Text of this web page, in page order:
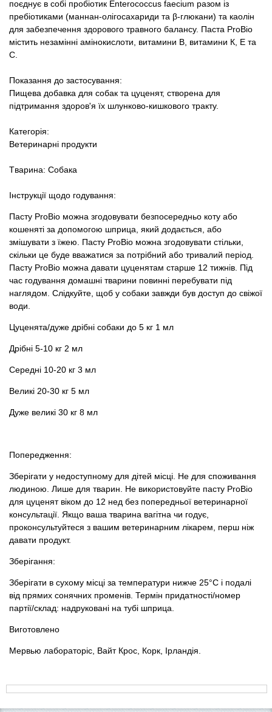
поєднує в собі пробіотик Enterococcus faecium разом із
пребіотиками (маннан-олігосахариди та β-глюкани) та каолін
для забезпечення здорового травного балансу. Паста ProBio
містить незамінні амінокислоти, витамини В, витамини К, Е та
С.
Показання до застосування:
Пищева добавка для собак та цуценят, створена для
підтримання здоров'я їх шлунково-кишкового тракту.
Категорія:
Ветеринарні продукти
Tварина: Собака
Інструкції щодо годування:
Пасту ProBio можна згодовувати безпосередньо коту або
кошеняті за допомогою шприца, який додається, або
змішувати з їжею. Пасту ProBio можна згодовувати стільки,
скільки це буде вважатися за потрібний або тривалий період.
Пасту ProBio можна давати цуценятам старше 12 тижнів. Під
час годування домашні тварини повинні перебувати під
наглядом. Слідкуйте, щоб у собаки завжди був доступ до свіжої
води.
Цуценята/дуже дрібні собаки до 5 кг 1 мл
Дрібні 5-10 кг 2 мл
Середні 10-20 кг 3 мл
Великі 20-30 кг 5 мл
Дуже великі 30 кг 8 мл
Попередження:
Зберігати у недоступному для дітей місці. Не для споживання
людиною. Лише для тварин. Не використовуйте пасту ProBio
для цуценят віком до 12 нед без попередньої ветеринарної
консультації. Якщо ваша тварина вагітна чи годує,
проконсультуйтеся з вашим ветеринарним лікарем, перш ніж
давати продукт.
Зберігання:
Зберігати в сухому місці за температури нижче 25°C і подалі
від прямих сонячних променів. Термін придатності/номер
партії/склад: надруковані на тубі шприца.
Виготовлено
Мервью лабораторіс, Вайт Крос, Корк, Ірландія.